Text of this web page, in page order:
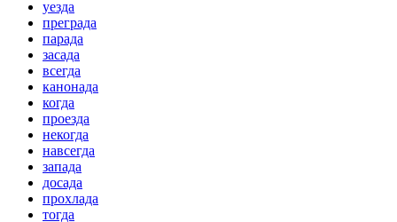
уезда
преграда
парада
засада
всегда
канонада
когда
проезда
некогда
навсегда
запада
досада
прохлада
тогда